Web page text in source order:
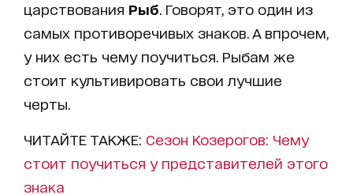
царствования Рыб . Говорят, это один из
самых противоречивых знаков. А впрочем,
у них есть чему поучиться. Рыбам же
стоит культивировать свои лучшие
черты.
ЧИТАЙТЕ ТАКЖЕ: Сезон Козерогов: Чему
стоит поучиться у представителей этого
знака